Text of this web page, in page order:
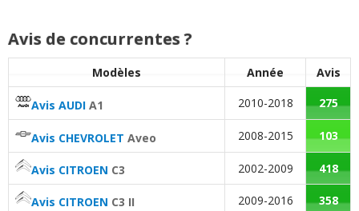
Entretien (coût):2aiment
Consommation
Avis de concurrentes ?
Modèles Année Avis
Avis AUDI A1 2010-2018 275
Avis CHEVROLET Aveo 2008-2015 103
Avis CITROEN C3 2002-2009 418
Avis CITROEN C3 II 2009-2016 358